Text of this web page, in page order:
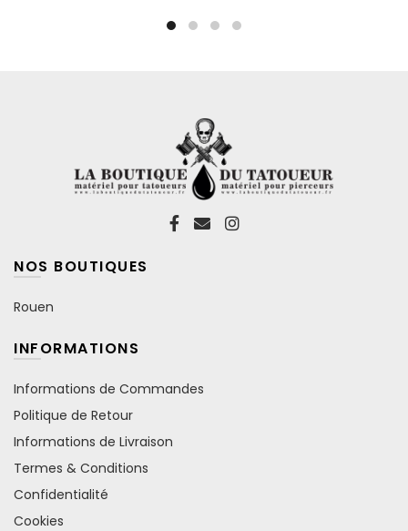
choisies
NOS BOUTIQUES
Rouen
INFORMATIONS
Informations de Commandes
Politique de Retour
Informations de Livraison
Termes & Conditions
Confidentialité
Cookies